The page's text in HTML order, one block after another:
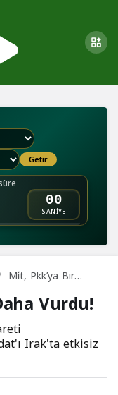
Getir
00
SANİYE
Mi̇t, Pkk’ya Bir
Darbe Daha Vurdu!
Vurdu!
Irak'ta etkisiz